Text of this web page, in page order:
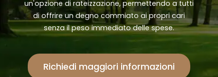
un'opzione di rateizzazione, permettendo a tutti
di offrire un degno commiato ai propri cari
senza il peso immediato delle spese.
Richiedi maggiori informazioni